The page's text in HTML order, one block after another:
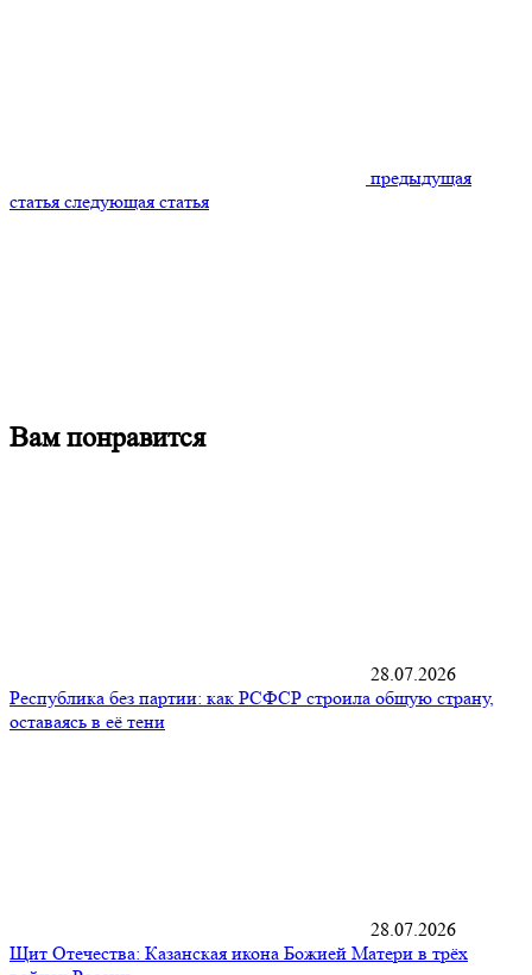
предыдущая
статья следующая статья
Вампонравится
28.07.2026
Республика без партии: как РСФСР строила общую страну,
оставаясь в её тени
28.07.2026
Щит Отечества: Казанская икона Божией Матери в трёх